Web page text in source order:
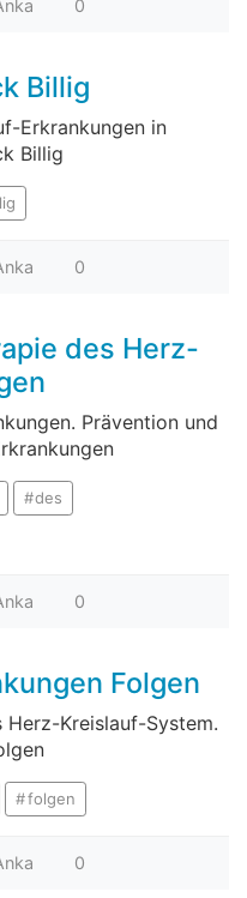
0
Billig
Erkrankungen in
Billig
0
des Herz-
Prävention und
des
0
Folgen
Herz-Kreislauf-System.
folgen
0